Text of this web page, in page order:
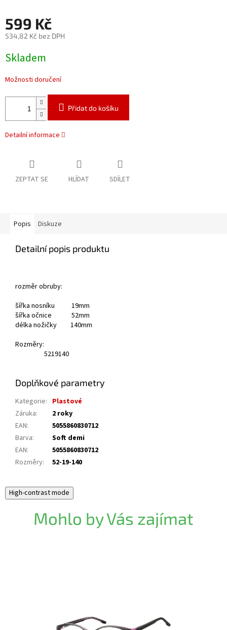
599 Kč
534,82 Kč bez DPH
cena:
Skladem
Možnosti doručení
Přidat do košíku
Detailní informace
ZEPTAT SE HLÍDAT SDÍLET
Popis Diskuze
Detailní popis produktu
rozměr obruby:
šířka nosníku 19mm
šířka očnice 52mm
délka nožičky 140mm
Rozměry:
5219140
Doplňkové parametry
Kategorie: Plastové
Záruka:
2 roky
EAN:
5055860830712
Barva:
Soft demi
EAN:
5055860830712
Rozměry: 52-19-140
High-contrast mode
Mohlo by Vás zajímat